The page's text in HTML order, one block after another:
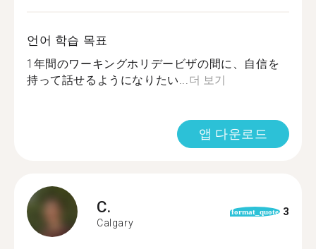
언어 학습 목표
1年間のワーキングホリデービザの間に、自信を
持って話せるようになりたい...더 보기
앱 다운로드
C.
Calgary
format_quote 3